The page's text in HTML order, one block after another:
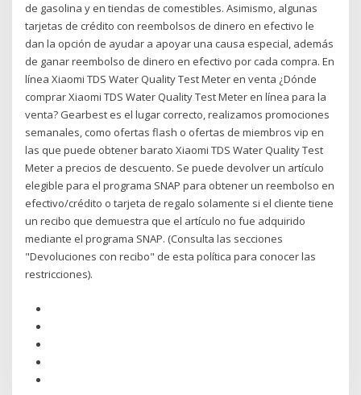
de gasolina y en tiendas de comestibles. Asimismo, algunas
tarjetas de crédito con reembolsos de dinero en efectivo le
dan la opción de ayudar a apoyar una causa especial, además
de ganar reembolso de dinero en efectivo por cada compra. En
línea Xiaomi TDS Water Quality Test Meter en venta ¿Dónde
comprar Xiaomi TDS Water Quality Test Meter en línea para la
venta? Gearbest es el lugar correcto, realizamos promociones
semanales, como ofertas flash o ofertas de miembros vip en
las que puede obtener barato Xiaomi TDS Water Quality Test
Meter a precios de descuento. Se puede devolver un artículo
elegible para el programa SNAP para obtener un reembolso en
efectivo/crédito o tarjeta de regalo solamente si el cliente tiene
un recibo que demuestra que el artículo no fue adquirido
mediante el programa SNAP. (Consulta las secciones
"Devoluciones con recibo" de esta política para conocer las
restricciones).